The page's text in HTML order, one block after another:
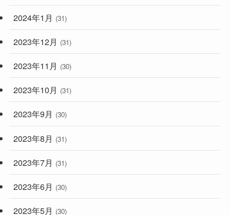
2024年1月 (31)
2023年12月 (31)
2023年11月 (30)
2023年10月 (31)
2023年9月 (30)
2023年8月 (31)
2023年7月 (31)
2023年6月 (30)
2023年5月 (30)